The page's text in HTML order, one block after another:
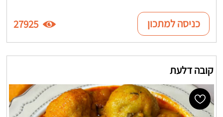
כניסה למתכון 27925
קובה דלעת